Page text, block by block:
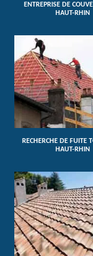
ENTREPRISE DE
HAUT-RHIN
RECHERCHE DE FUITE
HAUT-RHIN